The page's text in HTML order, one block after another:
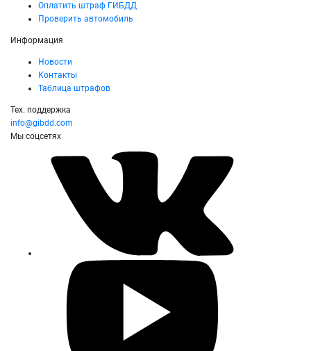
Оплатить штраф ГИБДД
Проверить автомобиль
Информация
Новости
Контакты
Таблица штрафов
Тех. поддержка
info@gibdd.com
Мы соцсетях